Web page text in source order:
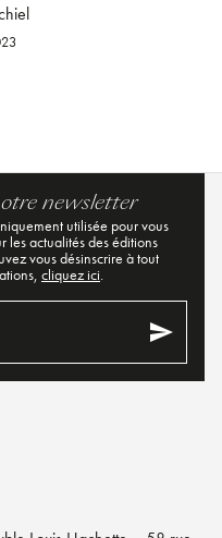
newsletter
utilisée pour vous
les actualités des éditions
vous désinscrire à tout
cliquez ici.
send